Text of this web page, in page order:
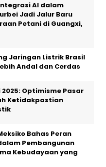
AI dalam
Jadi Jalur Baru
Petani di Guangxi,
Jaringan Listrik Brasil
Andal dan Cerdas
2025: Optimisme Pasar
Ketidakpastian
Bahas Peran
Pembangunan
Kebudayaan yang